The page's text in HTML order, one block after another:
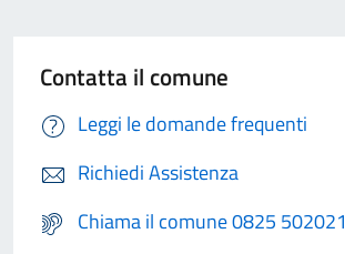
Contatta il comune
Leggi le domande frequenti
Richiedi Assistenza
Chiama il comune 0825 502021